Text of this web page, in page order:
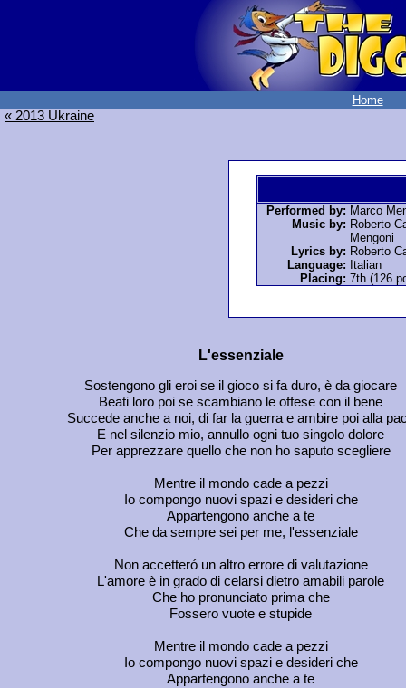
Home
« 2013 Ukraine
Performed by: Marco
Music by: Roberto
Mengoni
Lyrics by: Roberto
Language: Italian
Placing: 7th (126
L'essenziale
Sostengono gli eroi se il gioco si fa duro, è da giocare
Beati loro poi se scambiano le offese con il bene
Succede anche a noi, di far la guerra e ambire poi alla
E nel silenzio mio, annullo ogni tuo singolo dolore
Per apprezzare quello che non ho saputo scegliere
Mentre il mondo cade a pezzi
Io compongo nuovi spazi e desideri che
Appartengono anche a te
Che da sempre sei per me, l'essenziale
Non accetteró un altro errore di valutazione
L'amore è in grado di celarsi dietro amabili parole
Che ho pronunciato prima che
Fossero vuote e stupide
Mentre il mondo cade a pezzi
Io compongo nuovi spazi e desideri che
Appartengono anche a te